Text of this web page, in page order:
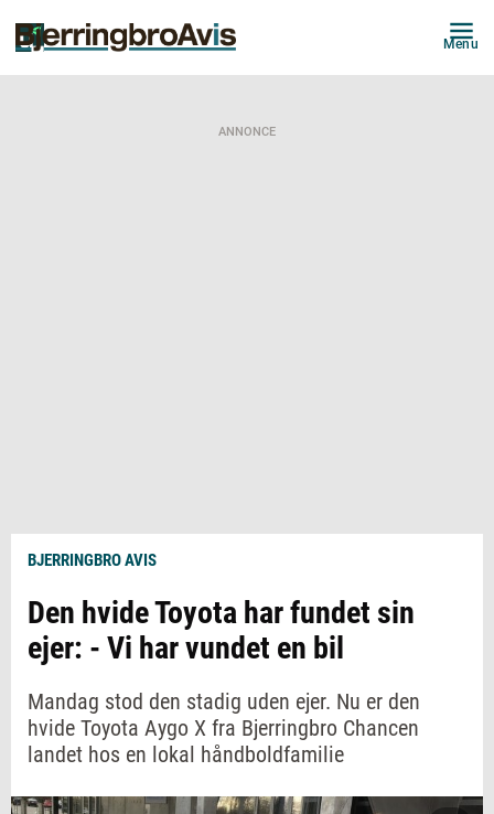
Menu
ANNONCE
BJERRINGBRO AVIS
Den hvide Toyota har fundet sin
ejer: - Vi har vundet en bil
Mandag stod den stadig uden ejer. Nu er den
hvide Toyota Aygo X fra Bjerringbro Chancen
landet hos en lokal håndboldfamilie